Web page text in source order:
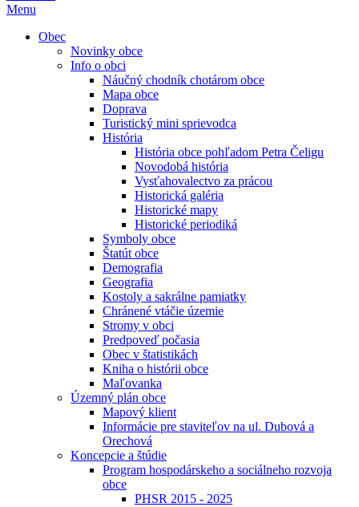
Menu
Obec
Novinky obce
Info o obci
Náučný chodník chotárom obce
Mapa obce
Doprava
Turistický mini sprievodca
História
História obce pohľadom Petra Čeligu
Novodobá história
Vysťahovalectvo za prácou
Historická galéria
Historické mapy
Historické periodiká
Symboly obce
Štatút obce
Demografia
Geografia
Kostoly a sakrálne pamiatky
Chránené vtáčie územie
Stromy v obci
Predpoveď počasia
Obec v štatistikách
Kniha o histórii obce
Maľovanka
Územný plán obce
Mapový klient
Informácie pre staviteľov na ul. Dubová a
Orechová
Koncepcie a štúdie
Program hospodárskeho a sociálneho rozvoja
obce
PHSR 2015 - 2025